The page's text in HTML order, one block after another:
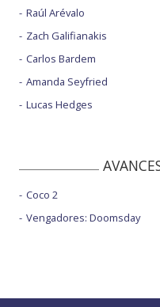
Raúl Arévalo
Zach Galifianakis
Carlos Bardem
Amanda Seyfried
Lucas Hedges
Coco 2
Vengadores: Doomsday